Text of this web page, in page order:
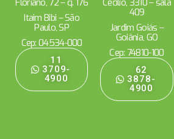
Floriano, 72 – cj. 176
Itaim Bibi – São
Paulo, SP
Cep: 04534-000
11
3709-
4900
Cecílio, 3310 – sala
409
Jardim Goiás –
Goiânia, GO
Cep: 74810-100
62
3878-
4900